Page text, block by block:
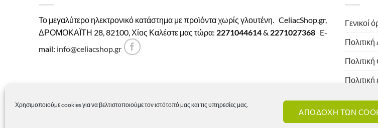
Χρησιμοποιούμε cookies για να βελτιστοποιούμε τον ιστότοπό μας και τις υπηρεσίες μας.
ΑΠΟΔΟΧΗ ΤΩΝ
Το μεγαλύτερο ηλεκτρονικό κατάστημα με προϊόντα χωρίς γλουτένη. CeliacShop.gr,
ΔΡΟΜΟΚΑΪΤΗ 28, 82100, Χίος Καλέστε μας τώρα: 2271044614& 2271027368 E-
mail: info@celiacshop.gr
Γενικοί
Πολιτική